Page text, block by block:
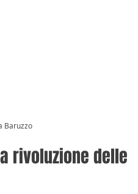
rivoluzione delle
Baruzzo